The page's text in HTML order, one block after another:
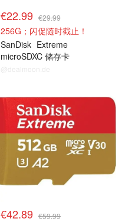
€22.99 €29.99
256G；闪促随时截止！
SanDisk Extreme
microSDXC 储存卡
@dealmoon.de
€42.89 €59.99